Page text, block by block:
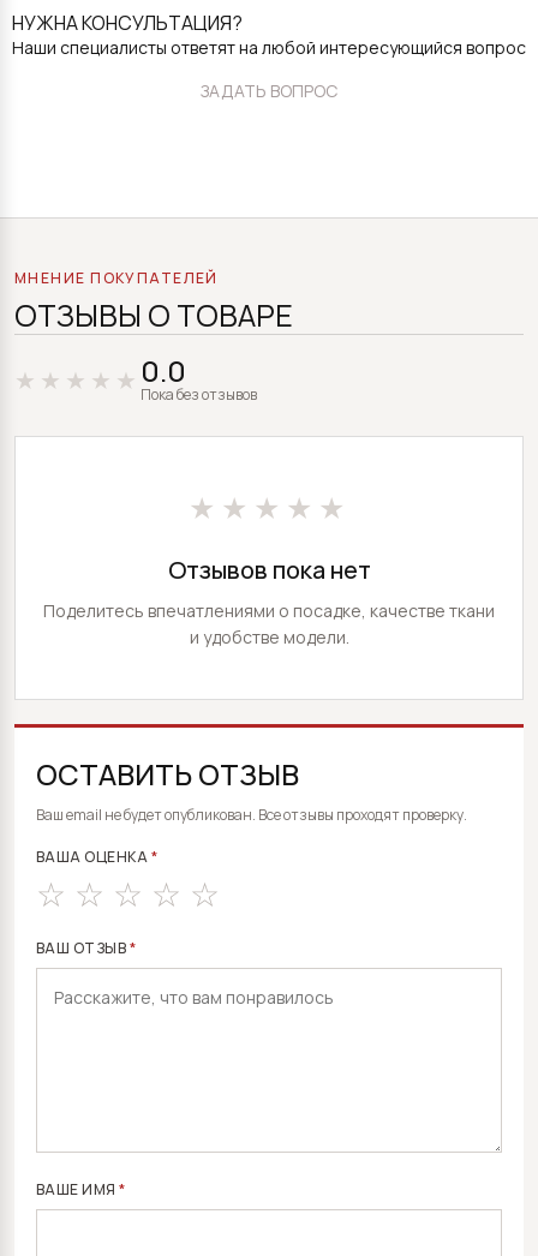
НУЖНА КОНСУЛЬТАЦИЯ?
Наши специалисты ответят на любой интересующийся вопрос
ЗАДАТЬ ВОПРОС
МНЕНИЕ ПОКУПАТЕЛЕЙ
ОТЗЫВЫ О ТОВАРЕ
0.0
Пока без отзывов
★★★★★
Отзывов пока нет
Поделитесь впечатлениями о посадке, качестве ткани
и удобстве модели.
ОСТАВИТЬ ОТЗЫВ
Ваш email не будет опубликован. Все отзывы проходят проверку.
ВАША ОЦЕНКА*
ВАШ ОТЗЫВ*
ВАШЕ ИМЯ*
ALTERNATIVE: